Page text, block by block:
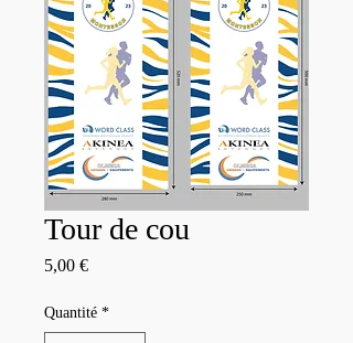
Tour de cou
5,00 €Prix
Quantité *